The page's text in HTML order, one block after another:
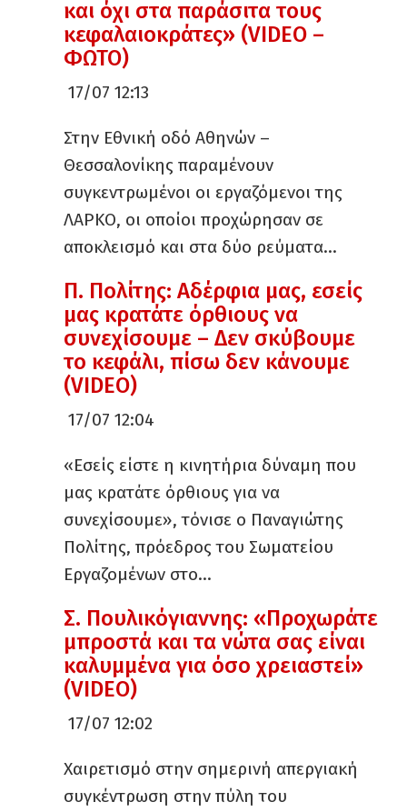
και όχι στα παράσιτα τους
κεφαλαιοκράτες» (VIDEO –
ΦΩΤΟ)
17/07 12:13
Στην Εθνική οδό Αθηνών –
Θεσσαλονίκης παραμένουν
συγκεντρωμένοι οι εργαζόμενοι της
ΛΑΡΚΟ, οι οποίοι προχώρησαν σε
αποκλεισμό και στα δύο ρεύματα…
Π. Πολίτης: Αδέρφια μας, εσείς
μας κρατάτε όρθιους να
συνεχίσουμε – Δεν σκύβουμε
το κεφάλι, πίσω δεν κάνουμε
(VIDEO)
17/07 12:04
«Εσείς είστε η κινητήρια δύναμη που
μας κρατάτε όρθιους για να
συνεχίσουμε», τόνισε ο Παναγιώτης
Πολίτης, πρόεδρος του Σωματείου
Εργαζομένων στο…
Σ. Πουλικόγιαννης: «Προχωράτε
μπροστά και τα νώτα σας είναι
καλυμμένα για όσο χρειαστεί»
(VIDEO)
17/07 12:02
Χαιρετισμό στην σημερινή απεργιακή
συγκέντρωση στην πύλη του